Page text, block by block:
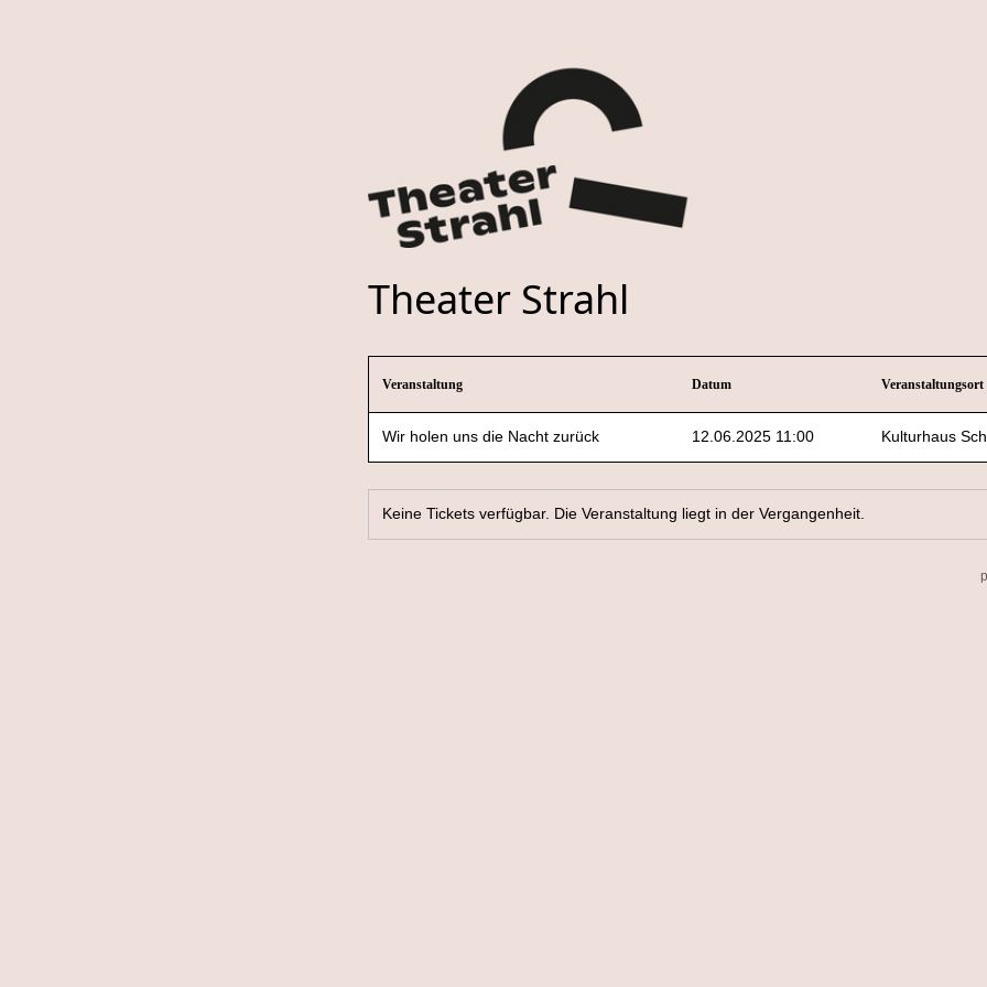
Theater Strahl
Veranstaltung
Wir holen uns die Nacht zurück
Datum
12.06.2025 11:00
Veranstaltungsort
Kulturhaus
Keine Tickets verfügbar. Die Veranstaltung liegt in der Vergangenheit.